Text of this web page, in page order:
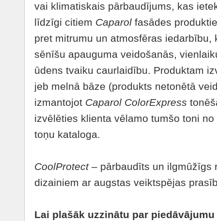
vai klimatiskais pārbaudījums, kas
līdzīgi citiem Caparol fasādes
pret mitrumu un atmosfēras iedarbību,
sēnīšu apauguma veidošanās,
ūdens tvaiku caurlaidību. Produktam
jeb melnā bāze (produkts netonētā
izmantojot Caparol ColorExpress
izvēlēties klienta vēlamo tumšo toni
toņu kataloga.
CoolProtect– pārbaudīts un ilgmūžīgs
dizainiem ar augstas veiktspējas
Lai plašāk uzzinātu par